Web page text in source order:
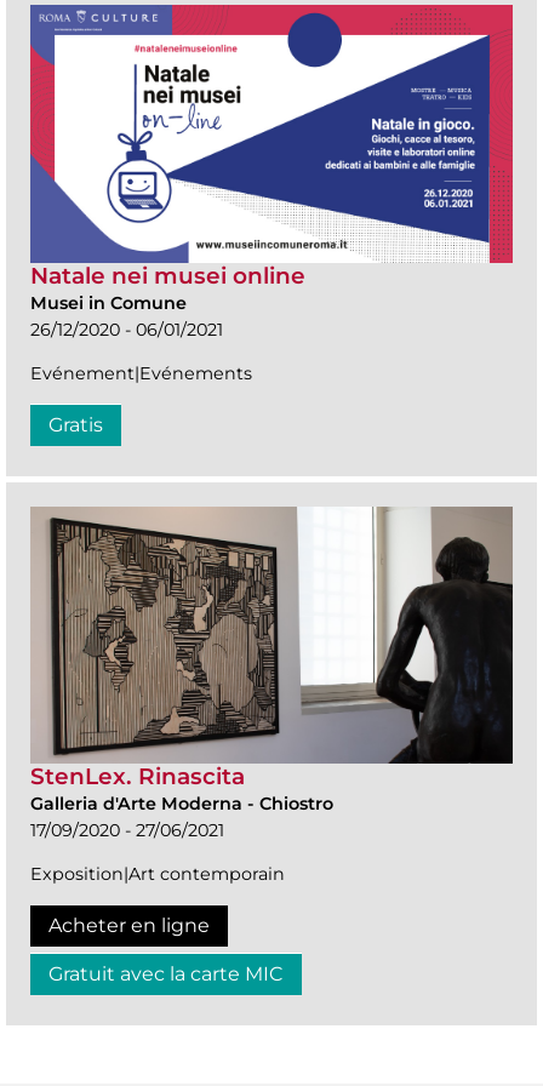
Natale nei musei online
Musei in Comune
26/12/2020 - 06/01/2021
Evénement|Evénements
Gratis
StenLex. Rinascita
Galleria d'Arte Moderna - Chiostro
17/09/2020 - 27/06/2021
Exposition|Art contemporain
Acheter en ligne
Gratuit avec la carte MIC